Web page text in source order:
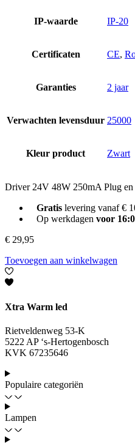
IP-waarde IP-20
Certificaten CE,
Garanties 2 jaar
Verwachten levensduur 25000
Kleur product Zwart
Driver 24V 48W 250mA Plug en
Gratislevering vanaf €
Op werkdagen voor
€ 29,95
Toevoegen aan winkelwagen
Xtra Warm led
Rietveldenweg 53-K
5222 AP ‘s-Hertogenbosch
KVK 67235646
Populaire categoriën
Lampen